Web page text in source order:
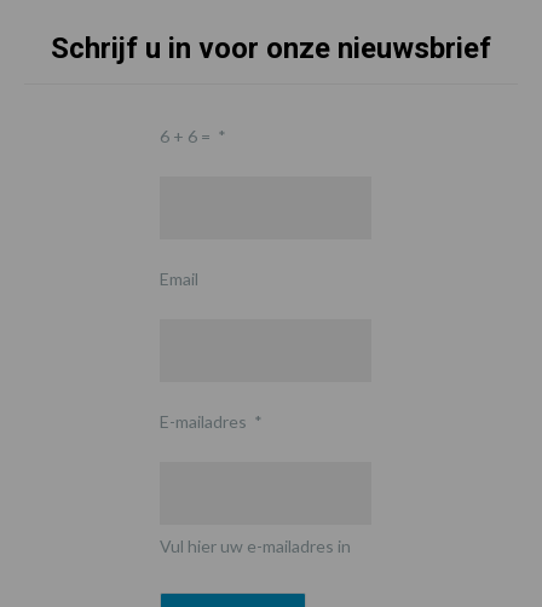
Schrijf u in voor onze nieuwsbrief
6 + 6 = *
Email
E-mailadres *
Vul hier uw e-mailadres in